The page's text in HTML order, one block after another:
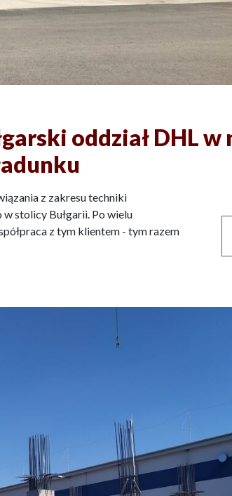
oddział DHL w
z zakresu techniki
stolicy Bułgarii. Po wielu
z tym klientem - tym razem